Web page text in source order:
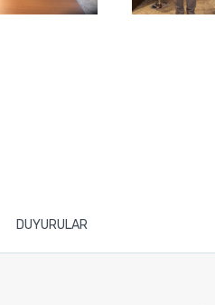
DUYURULAR